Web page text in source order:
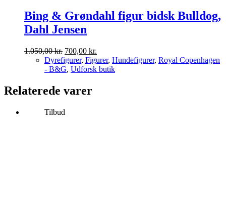
Bing & Grøndahl figur bidsk Bulldog,
Dahl Jensen
1.050,00kr. Den
oprindelige
pris
700,00 kr.
aktuelle
pris
Dyrefigurer, Figurer, Hundefigurer, Royal Copenhagen
- B&G, Udforsk butik
Relaterede varer
Tilbud